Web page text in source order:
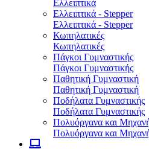
Ελλειπτικά
Ελλειπτικά - Stepper
Ελλειπτικά - Stepper
Κωπηλατικές
Κωπηλατικές
Πάγκοι Γυμναστικής
Πάγκοι Γυμναστικής
Παθητική Γυμναστική
Παθητική Γυμναστική
Ποδήλατα Γυμναστικής
Ποδήλατα Γυμναστικής
Πολυόργανα και
Πολυόργανα και